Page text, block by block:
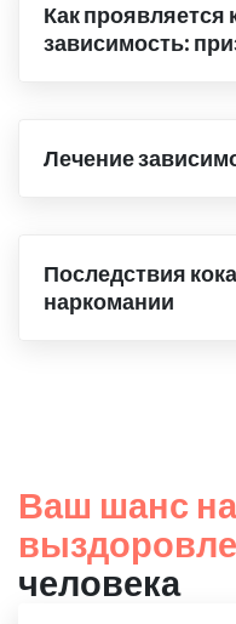
Как проявляется
зависимость:
Лечение
Последствия
наркомании
Ваш шанс на
человека